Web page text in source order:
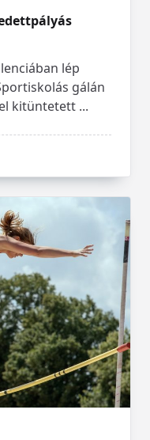
lép
gálán
kitüntetett ...